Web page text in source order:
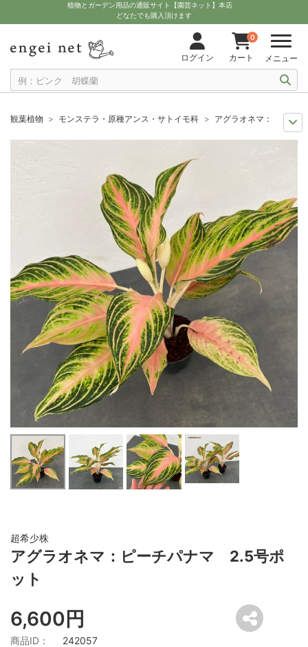
植物とガーデン用品の通販サイト【園芸ネット】本店
どなたでも購入頂けます
ログイン
0
カート メニュー
観葉植物 モンステラ・原種アンス・サトイモ科
アグラオネマ：ピーチ
観葉植物特集
葉の色から アグラオネマ：ピーチパナマ 2.5号ポット
超希少株
アグラオネマ：ピーチパナマ 2.5号ポ
ット
6,600円
商品ID： 242057